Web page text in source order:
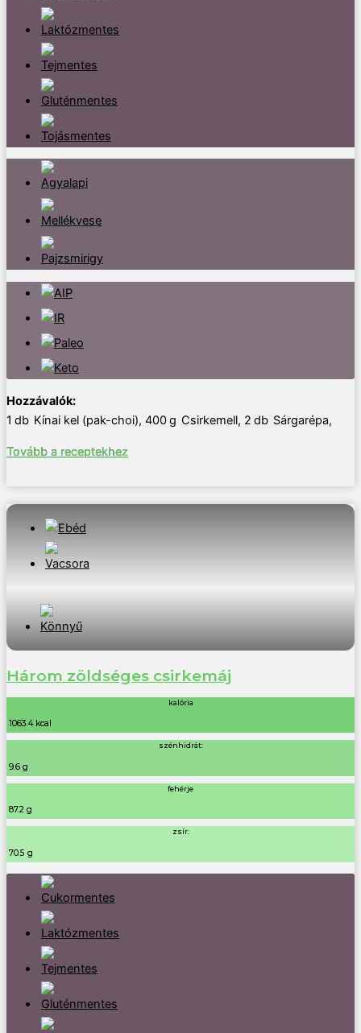
1 db Kínai kel (pak-choi), 400g Csirkemell, 2 db Sárgarépa,
Tovább a receptekhez
Három zöldséges csirkemáj
kalória
1063.4 kcal
szénhidrát:
9.6 g
fehérje
87.2 g
zsír:
70.5 g